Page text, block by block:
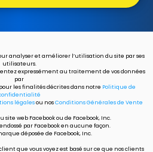
analyser et améliorer l’utilisation du site par ses
utilisateurs.
expressément au traitement de vos données
par
les finalités décrites dans notre Politique de
légalesou nosConditions Générales de Vente
web Facebook ou de Facebook, Inc.
par Facebook en aucune façon.
déposée de Facebook, Inc.
que vous voyez est basé sur ce que nos clients